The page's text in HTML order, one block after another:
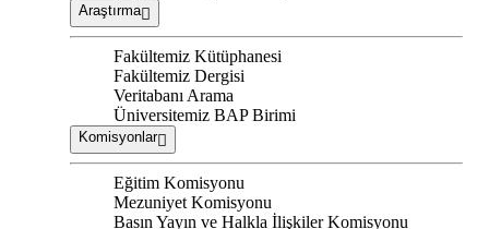
Araştırma
Fakültemiz Kütüphanesi
Fakültemiz Dergisi
Veritabanı Arama
Üniversitemiz BAP Birimi
Komisyonlar
Eğitim Komisyonu
Mezuniyet Komisyonu
Basın Yayın ve Halkla İlişkiler Komisyonu